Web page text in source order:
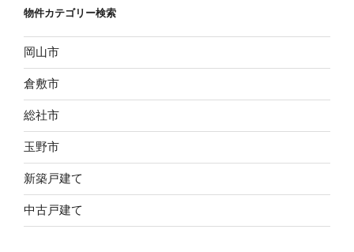
備
町
箭
田
１
５
８
０
万
円”
の
物件カテゴリー検索
岡山市
倉敷市
総社市
玉野市
新築戸建て
中古戸建て